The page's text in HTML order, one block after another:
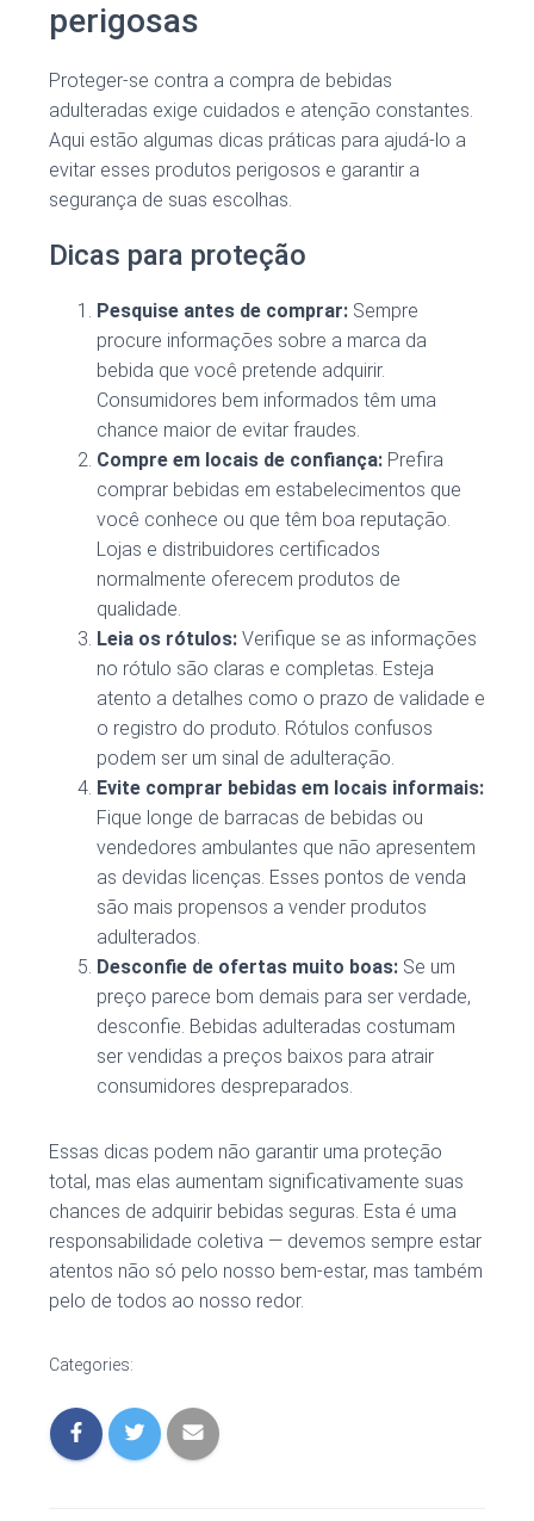
perigosas
Proteger-se contra a compra de bebidas
adulteradas exige cuidados e atenção constantes.
Aqui estão algumas dicas práticas para ajudá-lo a
evitar esses produtos perigosos e garantir a
segurança de suas escolhas.
Dicas para proteção
Pesquise antes de comprar: Sempre
procure informações sobre a marca da
bebida que você pretende adquirir.
Consumidores bem informados têm uma
chance maior de evitar fraudes.
Compre em locais de confiança: Prefira
comprar bebidas em estabelecimentos que
você conhece ou que têm boa reputação.
Lojas e distribuidores certificados
normalmente oferecem produtos de
qualidade.
Leia os rótulos: Verifique se as informações
no rótulo são claras e completas. Esteja
atento a detalhes como o prazo de validade e
o registro do produto. Rótulos confusos
podem ser um sinal de adulteração.
Evite comprar bebidas em locais informais:
Fique longe de barracas de bebidas ou
vendedores ambulantes que não apresentem
as devidas licenças. Esses pontos de venda
são mais propensos a vender produtos
adulterados.
Desconfie de ofertas muito boas: Se um
preço parece bom demais para ser verdade,
desconfie. Bebidas adulteradas costumam
ser vendidas a preços baixos para atrair
consumidores despreparados.
Essas dicas podem não garantir uma proteção
total, mas elas aumentam significativamente suas
chances de adquirir bebidas seguras. Esta é uma
responsabilidade coletiva — devemos sempre estar
atentos não só pelo nosso bem-estar, mas também
pelo de todos ao nosso redor.
Categories: